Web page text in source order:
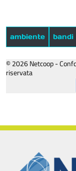
ambiente bandi
© 2026 Netcoop -
riservata